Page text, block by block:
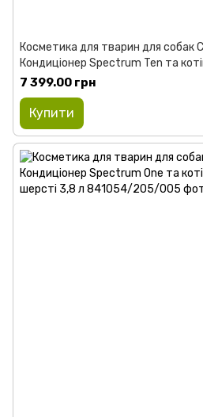
Косметика для тварин для собак
Кондиціонер Spectrum Ten та
шовковистої шерсті 3,8 л
7 399.00 грн
Купити